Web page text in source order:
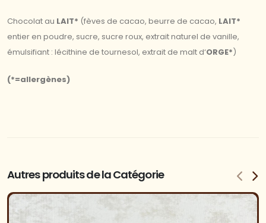
Chocolat au LAIT* (fèves de cacao, beurre de cacao, LAIT*
entier en poudre, sucre, sucre roux, extrait naturel de vanille,
émulsifiant : lécithine de tournesol, extrait de malt d‘ORGE*)
(*=allergènes)
Autres produits de la Catégorie